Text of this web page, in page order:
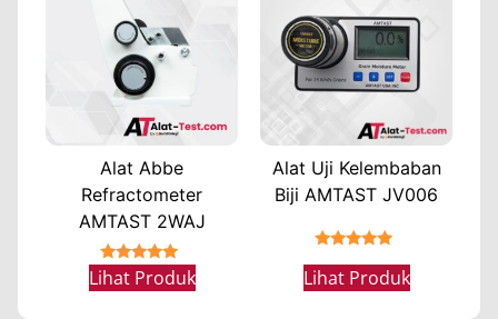
Alat Abbe
Refractometer
AMTAST 2WAJ
★★★★★
Lihat Produk
Alat Uji Kelembaban
Biji AMTAST JV006
Lihat Produk